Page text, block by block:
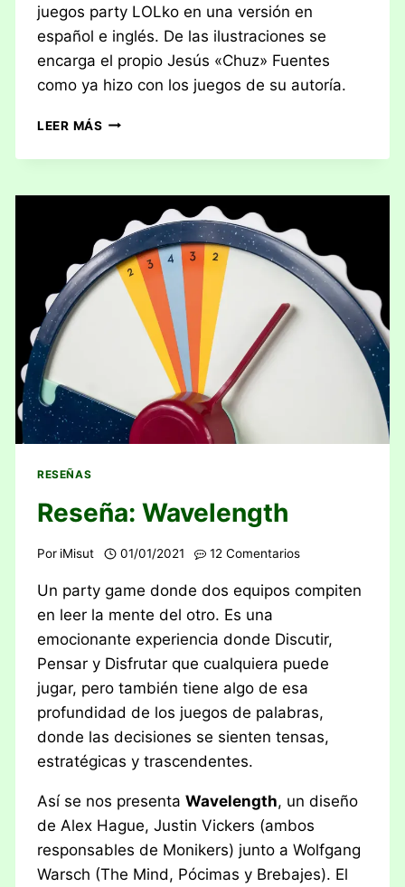
juegos party LOLko en una versión en
español e inglés. De las ilustraciones se
encarga el propio Jesús «Chuz» Fuentes
como ya hizo con los juegos de su autoría.
LEER MÁS RESEÑA:
AIRLINES
RESEÑAS
Reseña: Wavelength
Por iMisut 01/01/2021 12 Comentarios
Un party game donde dos equipos compiten
en leer la mente del otro. Es una
emocionante experiencia donde Discutir,
Pensar y Disfrutar que cualquiera puede
jugar, pero también tiene algo de esa
profundidad de los juegos de palabras,
donde las decisiones se sienten tensas,
estratégicas y trascendentes.
Así se nos presentaWavelength, un diseño
de Alex Hague, Justin Vickers (ambos
responsables de Monikers) junto a Wolfgang
Warsch (The Mind, Pócimas y Brebajes). El